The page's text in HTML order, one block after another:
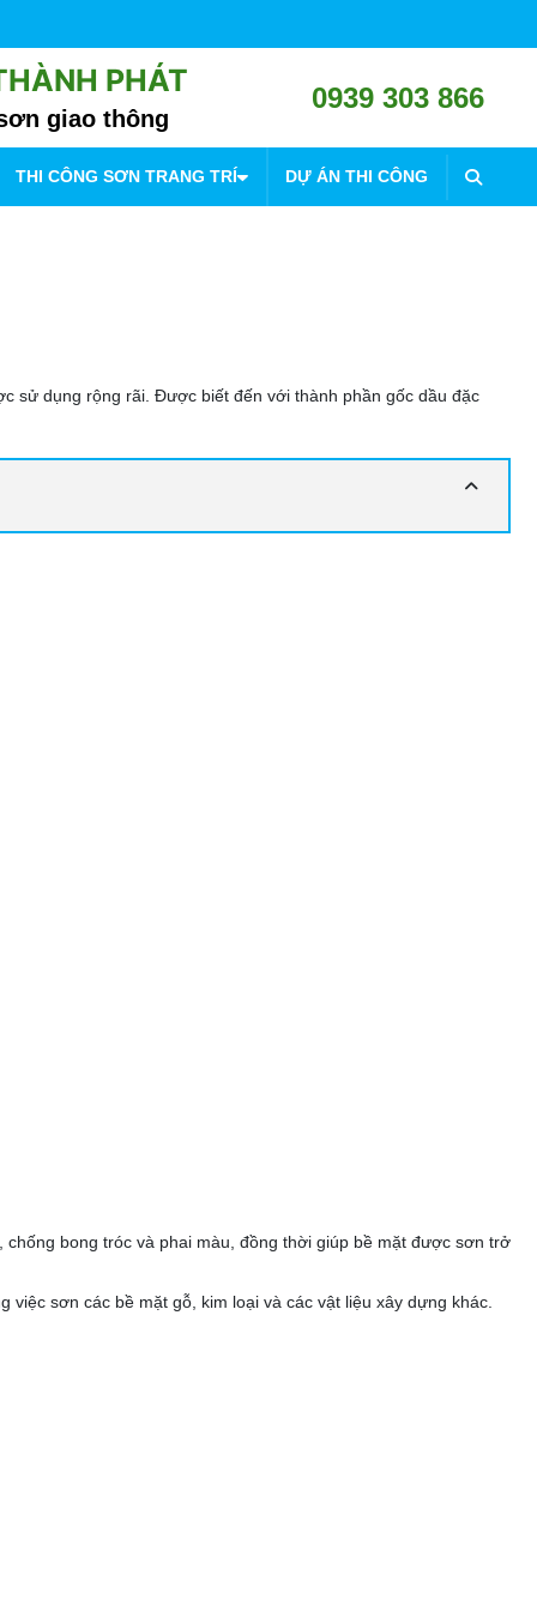
PHÁT
giao thông
0939 303 866
THI CÔNG SƠN TRANG TRÍ DỰ ÁN THI CÔNG
sử dụng rộng rãi. Được biết đến với thành phần gốc dầu đặc
bong tróc và phai màu, đồng thời giúp bề mặt được sơn trở
sơn các bề mặt gỗ, kim loại và các vật liệu xây dựng khác.